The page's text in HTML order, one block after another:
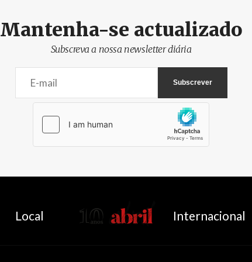
Mantenha-se actualizado
Subscreva a nossa newsletter diária
Local AbrilAbril Internacional